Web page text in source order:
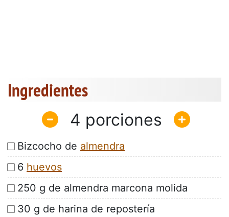
Ingredientes
4
Bizcocho de almendra
6 huevos
250 g de almendra marcona molida
30 g de harina de repostería